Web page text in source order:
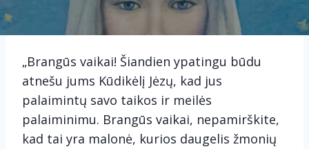
„Brangūs vaikai! Šiandien ypatingu būdu
atnešu jums Kūdikėlį Jėzų, kad jus
palaimintų savo taikos ir meilės
palaiminimu. Brangūs vaikai, nepamirškite,
kad tai yra malonė, kurios daugelis žmonių